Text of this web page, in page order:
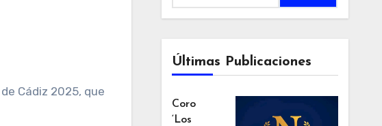
Últimas Publicaciones
Coro
‘Los